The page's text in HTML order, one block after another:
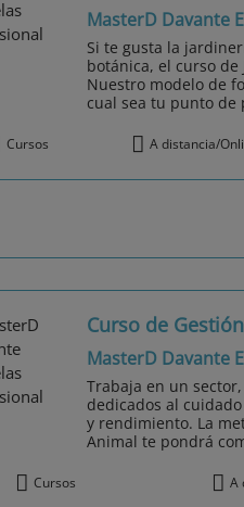
MasterD Davante
Si te gusta la
botánica, el curso de
Nuestro modelo de
cual sea tu punto de
Cursos A distancia/
Curso de
MasterD Davante
Trabaja en un
dedicados al
y rendimiento. La
Animal te pondrá
Cursos A